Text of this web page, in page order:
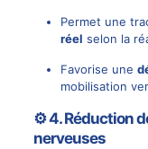
Permet une
réel selon la
Favorise une
mobilisation
⚙️ 4.Réduction
nerveuses